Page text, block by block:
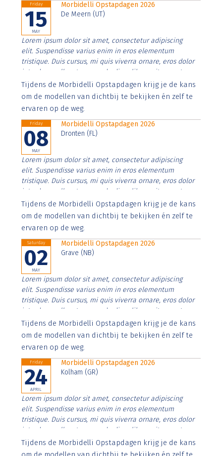
Friday
15
MAY
Morbidelli Opstapdagen 2026
De Meern (UT)
Lorem ipsum dolor sit amet, consectetur adipiscing
elit. Suspendisse varius enim in eros elementum
tristique. Duis cursus, mi quis viverra ornare, eros dolor
interdum nulla, ut commodo diam libero vitae erat.
Aenean faucibus nibh et justo cursus id rutrum lorem
imperdiet. Nunc ut sem vitae risus tristique posuere.
Tijdens de Morbidelli Opstapdagen krijg je de kans
om de modellen van dichtbij te bekijken én zelf te
ervaren op de weg.
Friday
08
MAY
Morbidelli Opstapdagen 2026
Dronten (FL)
Lorem ipsum dolor sit amet, consectetur adipiscing
elit. Suspendisse varius enim in eros elementum
tristique. Duis cursus, mi quis viverra ornare, eros dolor
interdum nulla, ut commodo diam libero vitae erat.
Aenean faucibus nibh et justo cursus id rutrum lorem
imperdiet. Nunc ut sem vitae risus tristique posuere.
Tijdens de Morbidelli Opstapdagen krijg je de kans
om de modellen van dichtbij te bekijken én zelf te
ervaren op de weg.
Saturday
02
MAY
Morbidelli Opstapdagen 2026
Grave (NB)
Lorem ipsum dolor sit amet, consectetur adipiscing
elit. Suspendisse varius enim in eros elementum
tristique. Duis cursus, mi quis viverra ornare, eros dolor
interdum nulla, ut commodo diam libero vitae erat.
Aenean faucibus nibh et justo cursus id rutrum lorem
imperdiet. Nunc ut sem vitae risus tristique posuere.
Tijdens de Morbidelli Opstapdagen krijg je de kans
om de modellen van dichtbij te bekijken én zelf te
ervaren op de weg.
Friday
24
APRIL
Morbidelli Opstapdagen 2026
Kolham (GR)
Lorem ipsum dolor sit amet, consectetur adipiscing
elit. Suspendisse varius enim in eros elementum
tristique. Duis cursus, mi quis viverra ornare, eros dolor
interdum nulla, ut commodo diam libero vitae erat.
Aenean faucibus nibh et justo cursus id rutrum lorem
imperdiet. Nunc ut sem vitae risus tristique posuere.
Tijdens de Morbidelli Opstapdagen krijg je de kans